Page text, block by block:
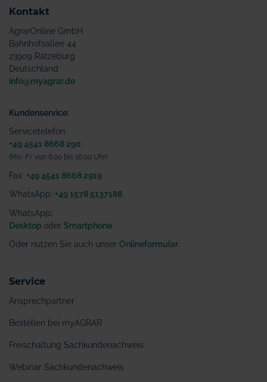
Kontakt
AgrarOnline GmbH
Bahnhofsallee 44
23909 Ratzeburg
Deutschland
info@myagrar.de
Kundenservice:
Servicetelefon:
+49 4541 8668 290
(Mo.-Fr. von 8.00 bis 16.00 Uhr)
Fax: +49 4541 8668 2919
WhatsApp: +49 1578 5137188
WhatsApp:
Desktop oder Smartphone
Oder nutzen Sie auch unser Onlineformular
Service
Ansprechpartner
Bestellen bei myAGRAR
Freischaltung Sachkundenachweis
Webinar Sachkundenachweis